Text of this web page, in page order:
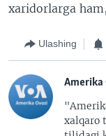
xaridorlarga
Ulashing
Amerika
xalqaro